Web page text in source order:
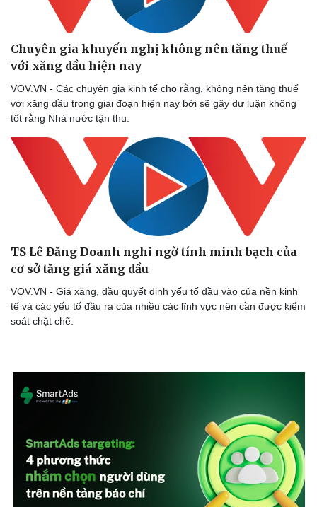
Chuyên gia khuyến nghị không nên tăng thuế
với xăng dầu hiện nay
VOV.VN - Các chuyên gia kinh tế cho rằng, không nên tăng thuế
với xăng dầu trong giai đoạn hiện nay bởi sẽ gây dư luận không
tốt rằng Nhà nước tận thu.
TS Lê Đăng Doanh nghi ngờ tính minh bạch của
cơ sở tăng giá xăng dầu
VOV.VN - Giá xăng, dầu quyết định yếu tố đầu vào của nền kinh
tế và các yếu tố đầu ra của nhiều các lĩnh vực nên cần được kiểm
soát chặt chẽ.